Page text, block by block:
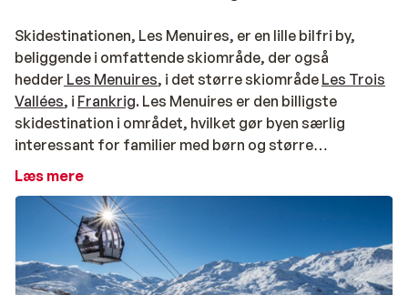
Skidestinationen, Les Menuires, er en lille bilfri by,
beliggende i omfattende skiområde, der også
hedder Les Menuires, i det større skiområde Les Trois
Vallées, i Frankrig. Les Menuires er den billigste
skidestination i området, hvilket gør byen særlig
interessant for familier med børn og større
rejsegrupper. Les Menuires er bygget i 1960erne, med
skidestination. Derfor er forbindelsen til skiområdet
god i form af korte afstande til skilift og pister, og du
kan her ofte stå på ski direkte til og fra din indkvartering.
Skiferie i Les Menuires – Forskellige bydele
Læs mere